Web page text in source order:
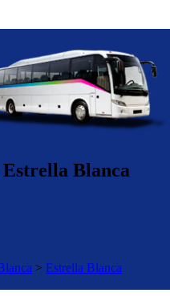
Estrella Blanca
> Estrella Blanca